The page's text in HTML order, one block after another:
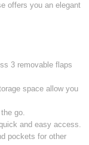
offers you an elegant
3 removable flaps
space allow you
go.
and easy access.
pockets for other